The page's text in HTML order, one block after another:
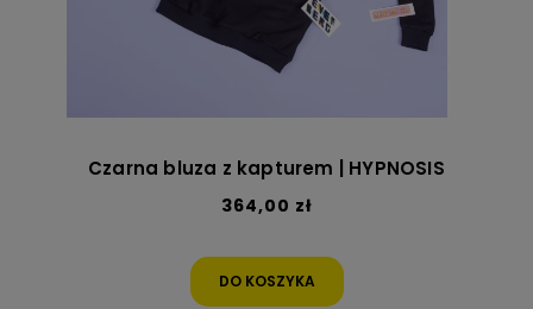
Czarna bluza z kapturem | HYPNOSIS
364,00 zł
DO KOSZYKA